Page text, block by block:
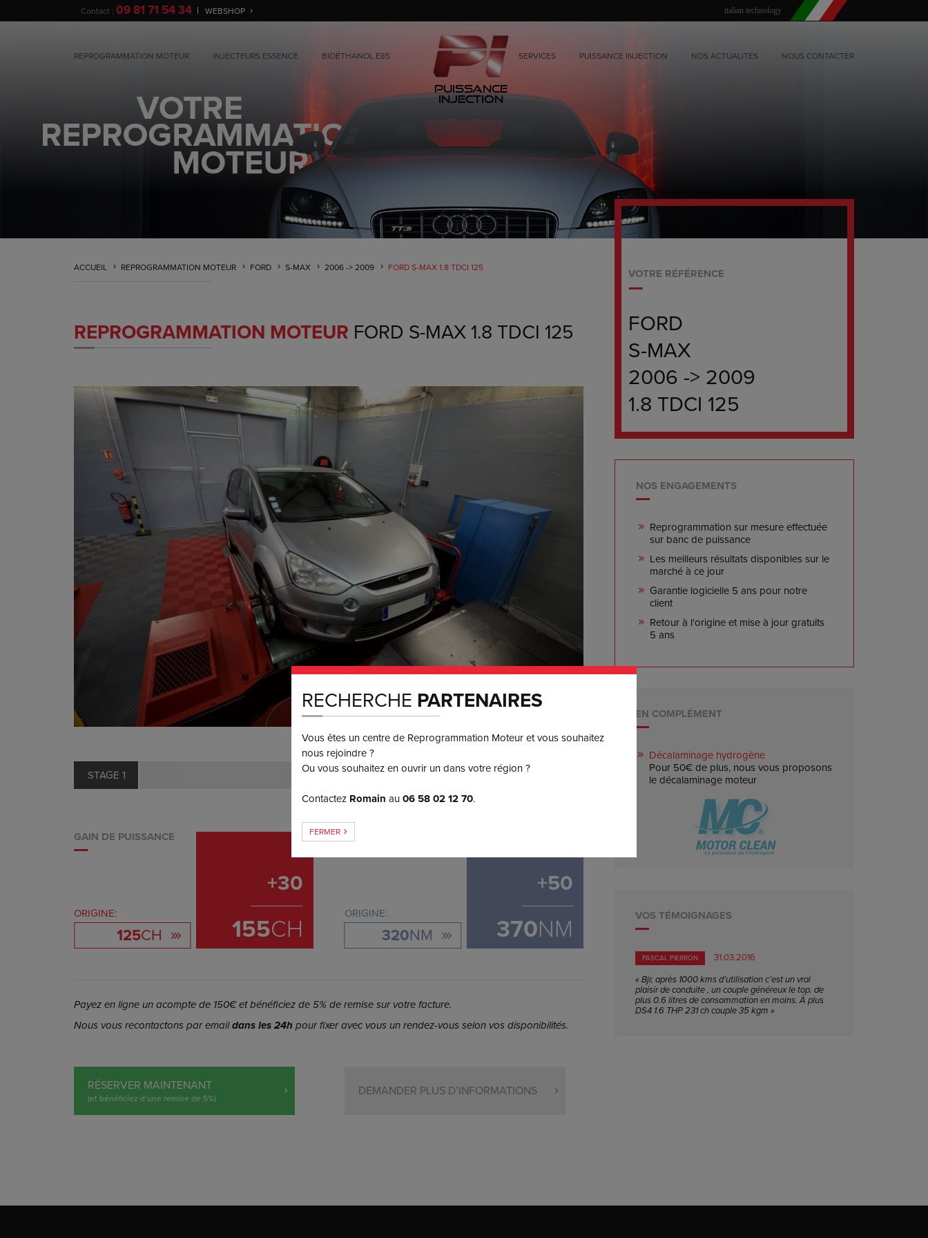
italian technology
Contact : 09 81 71 54 34 WEBSHOP
Puissance
Injection
REPROGRAMMATION MOTEUR INJECTEURS ESSENCE BIOÉTHANOL E85 SERVICES PUISSANCE INJECTION NOS ACTUALITÉS NOUS CONTACTER
ACCUEIL REPROGRAMMATION MOTEUR FORD S-MAX 2006 -> 2009 FORD S-MAX 1.8 TDCI 125
REPROGRAMMATION MOTEUR FORD S-MAX 1.8 TDCI 125
STAGE 1 3 ou 4x 450
GAIN DE PUISSANCE
ORIGINE:
125CH
+30
155CH
GAIN DE COUPLE
ORIGINE:
320NM
+50
370NM
Payez en ligne un acompte de 150€ et bénéficiez de 5% de remise sur votre facture.
Nous vous recontactons par emaildans les 24h pour fixer avec vous un rendez-vous selon vos disponibilités.
RÉSERVER MAINTENANT
(et bénéficiez d’une remise de 5%) DEMANDER PLUS D’INFORMATIONS
VOTRE RÉFÉRENCE
FORD
S-MAX
2006 -> 2009
1.8 TDCI 125
NOS ENGAGEMENTS
Reprogrammation sur mesure effectuée
sur banc de puissance
Les meilleurs résultats disponibles sur le
marché à ce jour
Garantie logicielle 5 ans pour notre
client
Retour à l'origine et mise à jour gratuits
5 ans
EN COMPLÉMENT
Décalaminage hydrogène
Pour 50€ de plus, nous vous proposons
le décalaminage moteur
VOS TÉMOIGNAGES
PASCAL PIERRON
31.03.2016
« Bjr, après 1000 kms d’utilisation c’est un vrai
plaisir de conduite , un couple généreux le top. de
plus 0.6 litres de consommation en moins. À plus
DS4 1.6 THP 231 ch couple 35 kgm »
RECHERCHE PARTENAIRES
Vous êtes un centre de Reprogrammation Moteur et vous souhaitez
nous rejoindre ?
Ou vous souhaitez en ouvrir un dans votre région ?
Contactez Romain au06 58 02 12 70.
FERMER